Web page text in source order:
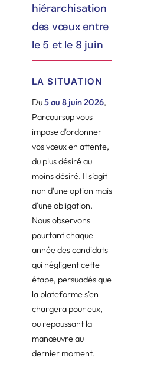
hiérarchisation
des vœux entre
le 5 et le 8 juin
LA SITUATION
Du5 au 8 juin 2026,
Parcoursup vous
impose d'ordonner
vos vœux en attente,
du plus désiré au
moins désiré. Il s'agit
non d'une option mais
d'une obligation.
Nous observons
pourtant chaque
année des candidats
qui négligent cette
étape, persuadés que
la plateforme s'en
chargera pour eux,
ou repoussant la
manœuvre au
dernier moment.